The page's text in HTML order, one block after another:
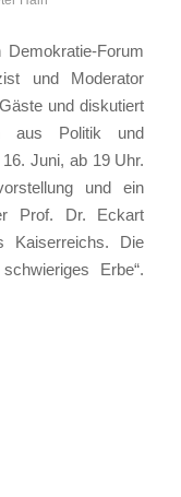
Forum
und Moderator
und diskutiert
aus Politik und
Juni, ab 19 Uhr.
und ein
Prof. Dr. Eckart
Kaiserreichs. Die
Erbe“.